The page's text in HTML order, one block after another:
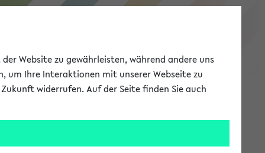
eKVV
Website zu gewährleisten, während andere uns
um Ihre Interaktionen mit unserer Webseite zu
widerrufen. Auf der Seite finden Sie auch